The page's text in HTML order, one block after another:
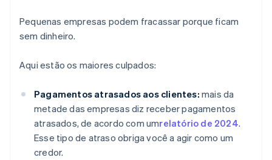
Pequenas empresas podem fracassar porque ficam
sem dinheiro.
Aqui estão os maiores culpados:
Pagamentos atrasados aos clientes: mais da
metade das empresas diz receber pagamentos
atrasados, de acordo com umrelatório de 2024.
Esse tipo de atraso obriga você a agir como um
credor.